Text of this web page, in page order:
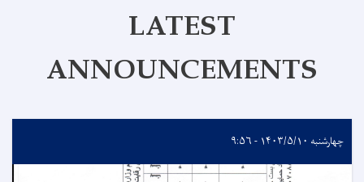
LATEST
ANNOUNCEMENTS
چهارشنبه ۱۴۰۳/۵/۱۰ - ۹:۵۶